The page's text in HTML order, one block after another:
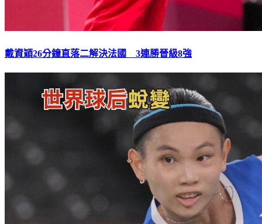
戴資穎26分鐘直落二解決法國 3連勝晉級8強